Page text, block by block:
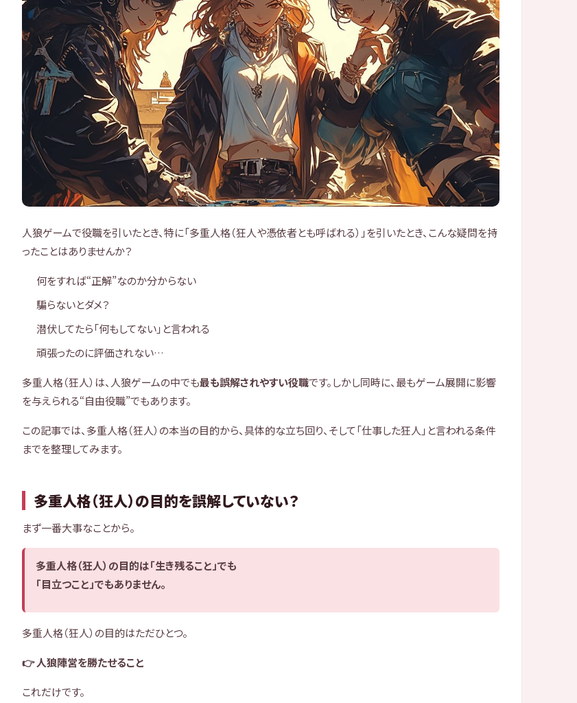
人狼ゲームで役職を引いたとき、特に「多重人格（狂人や憑依者とも呼ばれる）」を引いたとき、こんな疑問を持
ったことはありませんか？
何をすれば“正解”なのか分からない
騙らないとダメ？
潜伏してたら「何もしてない」と言われる
頑張ったのに評価されない…
多重人格（狂人）は、人狼ゲームの中でも最も誤解されやすい役職です。しかし同時に、最もゲーム展開に影響
を与えられる“自由役職”でもあります。
この記事では、多重人格（狂人）の本当の目的から、具体的な立ち回り、そして「仕事した狂人」と言われる条件
までを整理してみます。
多重人格（狂人）の目的を誤解していない？
まず一番大事なことから。
多重人格（狂人）の目的は「生き残ること」でも
「目立つこと」でもありません。
多重人格（狂人）の目的はただひとつ。
👉 人狼陣営を勝たせること
これだけです。